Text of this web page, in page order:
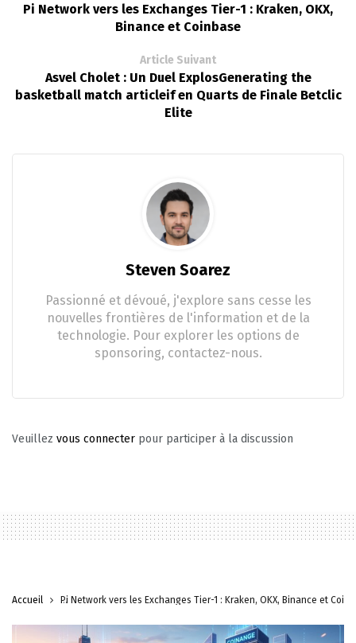
Pi Network vers les Exchanges Tier-1 : Kraken, OKX,
Binance et Coinbase
Article Suivant
Asvel Cholet : Un Duel ExplosGenerating the
basketball match articleif en Quarts de Finale Betclic
Elite
Steven Soarez
Passionné et dévoué, j'explore sans cesse les
nouvelles frontières de l'information et de la
technologie. Pour explorer les options de
sponsoring, contactez-nous.
Veuillez vous connecter pour participer à la discussion
Accueil Pi Network vers les Exchanges Tier-1 : Kraken, OKX, Binance et